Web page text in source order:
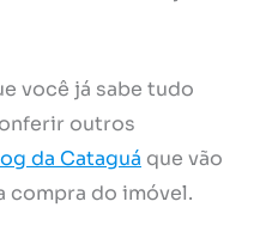
você já sabe tudo
outros
da Cataguá que vão
compra do imóvel.